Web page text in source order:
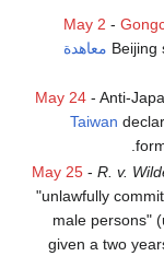
May 2 -
Beijing معاهدة
May 24- Anti-
Taiwan
.
May 25- R. v.
"unlawfully
male persons"
given a two